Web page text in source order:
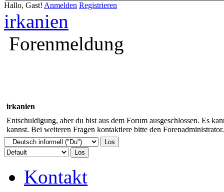
Hallo, Gast! Anmelden Registrieren
irkanien
Forenmeldung
irkanien
Entschuldigung, aber du bist aus dem Forum ausgeschlossen. Es
kannst. Bei weiteren Fragen kontaktiere bitte den Forenadministrator.
Kontakt